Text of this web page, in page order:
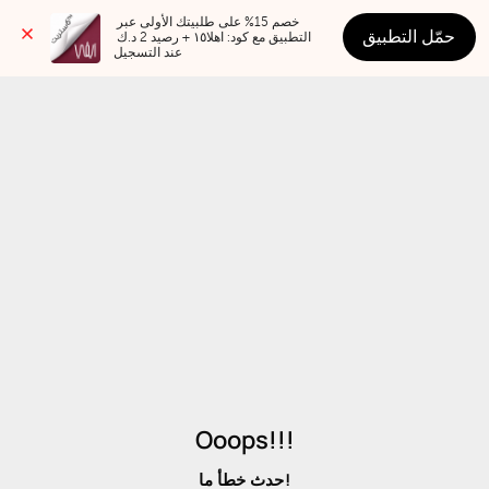
عند التسجيل
حمّل التطبيق
Ooops!!!
حدث خطأ ما!